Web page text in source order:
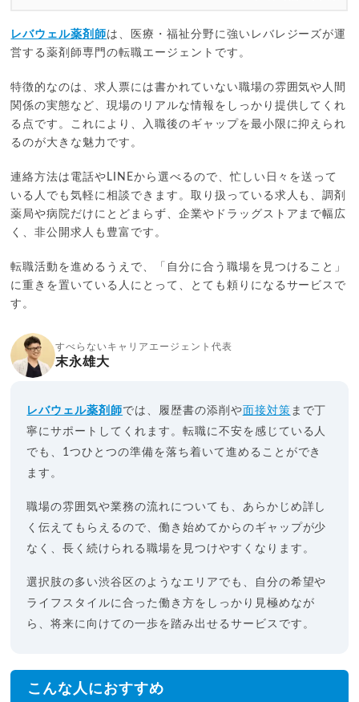
レバウェル薬剤師は、医療・福祉分野に強いレバレジーズが運
営する薬剤師専門の転職エージェントです。
特徴的なのは、求人票には書かれていない職場の雰囲気や人間
関係の実態など、現場のリアルな情報をしっかり提供してくれ
る点です。これにより、入職後のギャップを最小限に抑えられ
るのが大きな魅力です。
連絡方法は電話やLINEから選べるので、忙しい日々を送って
いる人でも気軽に相談できます。取り扱っている求人も、調剤
薬局や病院だけにとどまらず、企業やドラッグストアまで幅広
く、非公開求人も豊富です。
転職活動を進めるうえで、「自分に合う職場を見つけること」
に重きを置いている人にとって、とても頼りになるサービスで
す。
すべらないキャリアエージェント代表
末永雄大
レバウェル薬剤師では、履歴書の添削や面接対策 まで丁
寧にサポートしてくれます。転職に不安を感じている人
でも、1つひとつの準備を落ち着いて進めることができ
ます。
職場の雰囲気や業務の流れについても、あらかじめ詳し
く伝えてもらえるので、働き始めてからのギャップが少
なく、長く続けられる職場を見つけやすくなります。
選択肢の多い渋谷区のようなエリアでも、自分の希望や
ライフスタイルに合った働き方をしっかり見極めなが
ら、将来に向けての一歩を踏み出せるサービスです。
こんな人におすすめ